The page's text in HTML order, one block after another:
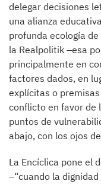
delegar decisiones
una alianza
profunda ecología
la Realpolitik –esa
principalmente en
factores dados, en
explícitas o
conflicto en favor de
puntos de
abajo, con los ojos
La Encíclica pone el
–“cuando la